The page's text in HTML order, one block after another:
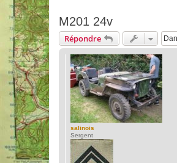
M201 24v
Répondre
salinois
Sergent